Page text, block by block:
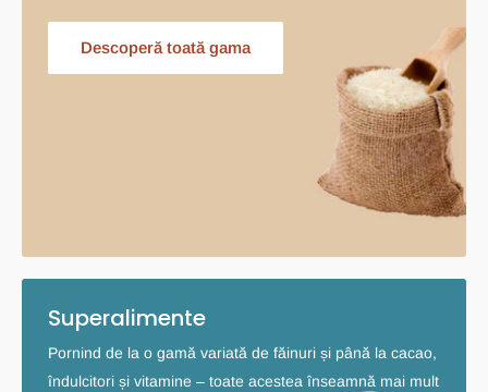
Descoperă toată gama
Superalimente
Pornind de la o gamă variată de făinuri și până la cacao,
îndulcitori și vitamine – toate acestea înseamnă mai mult